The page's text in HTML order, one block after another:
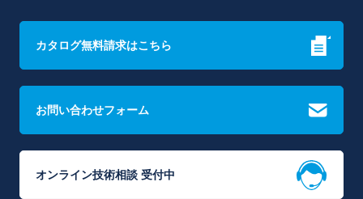
カタログ無料請求はこちら
お問い合わせフォーム
オンライン技術相談 受付中